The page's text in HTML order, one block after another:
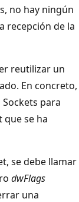
no hay ningún
recepción de la
reutilizar un
En concreto,
para
que se ha
se debe llamar
dwFlags
una